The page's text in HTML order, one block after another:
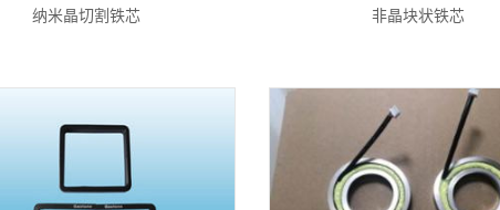
纳米晶切割铁芯 非晶块状铁芯